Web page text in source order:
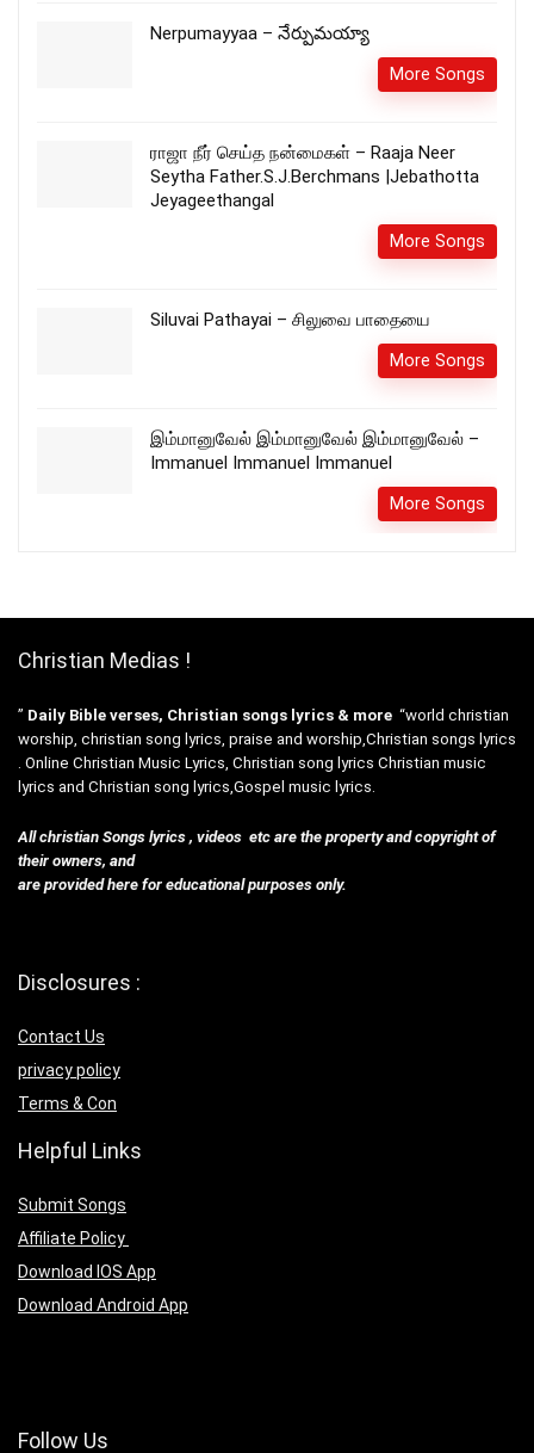
Nerpumayyaa – నేర్పుమయ్యా
More Songs
ராஜா நீர் செய்த நன்மைகள் – Raaja Neer
Seytha Father.S.J.Berchmans |Jebathotta
Jeyageethangal
More Songs
Siluvai Pathayai – சிலுவை பாதையை
More Songs
இம்மானுவேல் இம்மானுவேல் இம்மானுவேல் –
Immanuel Immanuel Immanuel
More Songs
Christian Medias !
” Daily Bible verses, Christian songs lyrics & more “world christian
worship, christian song lyrics, praise and worship,Christian songs lyrics
. Online Christian Music Lyrics, Christian song lyrics Christian music
lyrics and Christian song lyrics,Gospel music lyrics.
All christian Songs lyrics , videos etc are the property and copyright of
their owners, and
are provided here for educational purposes only.
Disclosures :
Contact Us
privacy policy
Terms & Con
Helpful Links
Submit Songs
Affiliate Policy
Download IOS App
Download Android App
Follow Us